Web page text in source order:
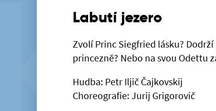
Labutí jezero
Zvolí Princ Siegfried lásku?
princezně? Nebo na svou
Hudba: Petr Iljič Čajkovskij
Choreografie: Jurij Grigorovič